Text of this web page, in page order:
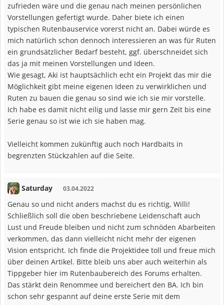
zufrieden wäre und die genau nach meinen persönlichen
Vorstellungen gefertigt wurde. Daher biete ich einen
typischen Rutenbauservice vorerst nicht an. Dabei würde es
mich natürlich schon dennoch interessieren an was für Ruten
ein grundsätzlicher Bedarf besteht, ggf. überschneidet sich
das ja mit meinen Vorstellungen und Ideen.
Wie gesagt, Aki ist hauptsächlich echt ein Projekt das mir die
Möglichkeit gibt meine eigenen Ideen zu verwirklichen und
Ruten zu bauen die genau so sind wie ich sie mir vorstelle.
Ich habe es damit nicht eilig und lasse mir gern Zeit bis eine
Serie genau so ist wie ich sie haben mag.
Vielleicht kommen zukünftig auch noch Hardbaits in
begrenzten Stückzahlen auf die Seite.
Saturday 03.04.2022
Genau so und nicht anders machst du es richtig, Willi!
Schließlich soll die oben beschriebene Leidenschaft auch
Lust und Freude bleiben und nicht zum schnöden Abarbeiten
verkommen, das dann vielleicht nicht mehr der eigenen
Vision entspricht. Ich finde die Projektidee toll und freue mich
über deinen Artikel. Bitte bleib uns aber auch weiterhin als
Tippgeber hier im Rutenbaubereich des Forums erhalten.
Das stärkt dein Renommee und bereichert den BA. Ich bin
schon sehr gespannt auf deine erste Serie mit dem